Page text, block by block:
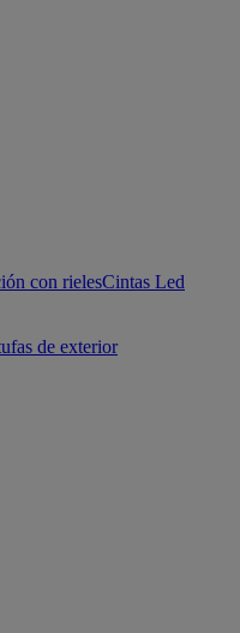
con rielesCintas Led
de exterior